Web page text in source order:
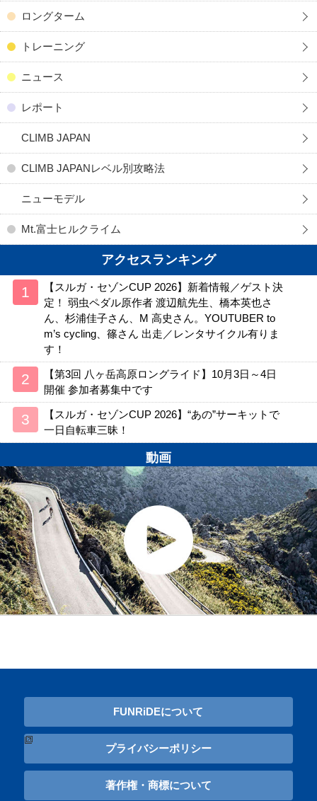
ロングターム
トレーニング
ニュース
レポート
CLIMB JAPAN
CLIMB JAPANレベル別攻略法
ニューモデル
Mt.富士ヒルクライム
アクセスランキング
【スルガ・セゾンCUP 2026】新着情報／ゲスト決
定！ 弱虫ペダル原作者 渡辺航先生、橋本英也さ
ん、杉浦佳子さん、M 高史さん。YOUTUBER to
m’s cycling、篠さん 出走／レンタサイクル有りま
す！
【第3回 八ヶ岳高原ロングライド】10月3日～4日
開催 参加者募集中です
【スルガ・セゾンCUP 2026】“あの”サーキットで
一日自転車三昧！
動画
FUNRiDEについて
プライバシーポリシー
著作権・商標について